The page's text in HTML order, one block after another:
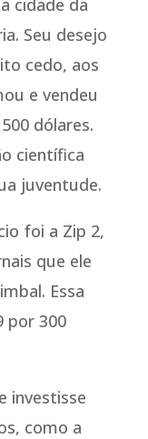
Seu desejo
cedo, aos
e vendeu
dólares.
científica
juventude.
foi a Zip 2,
que ele
Essa
por 300
investisse
como a